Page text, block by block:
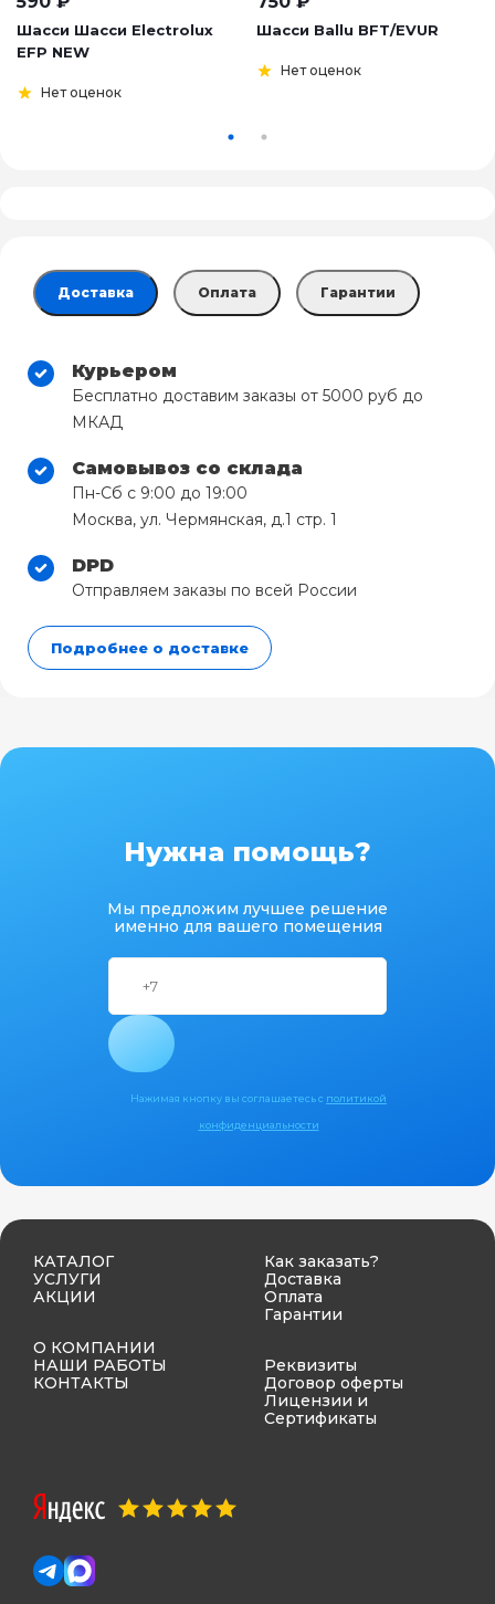
Шасси Шасси Electrolux
EFP NEW
Нет оценок
Шасси Ballu BFT/EVUR
Нет оценок
Доставка Оплата Гарантии
Курьером
Бесплатно доставим заказы от 5000 руб до
МКАД
Самовывоз со склада
Пн-Сб с 9:00 до 19:00
Москва, ул. Чермянская, д.1 стр. 1
DPD
Отправляем заказы по всей России
Подробнее о доставке
Нужна помощь?
Мы предложим лучшее решение
именно для вашего помещения
Нажимая кнопку вы соглашаетесь с политикой
конфиденциальности
КАТАЛОГ
УСЛУГИ
АКЦИИ
О КОМПАНИИ
НАШИ РАБОТЫ
КОНТАКТЫ
Как заказать?
Доставка
Оплата
Гарантии
Реквизиты
Договор оферты
Лицензии и
Сертификаты